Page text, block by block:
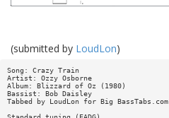
(submitted by LoudLon)
Song: Crazy Train
Artist: Ozzy Osborne
Album: Blizzard of Oz (1980)
Bassist: Bob Daisley
Tabbed by LoudLon for Big BassTabs.com